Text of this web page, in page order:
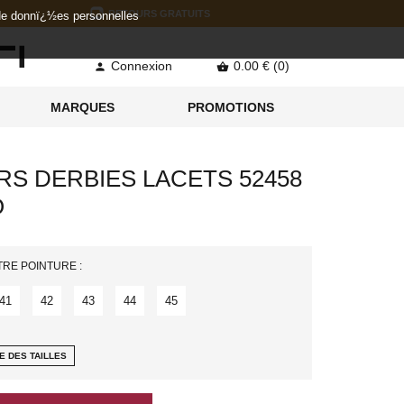
RETOURS GRATUITS
 Connexion  0.00 € (0)
MARQUES PROMOTIONS
DERBIES LACETS 52458
POINTURE :
41 42 43 44 45
DES TAILLES
donnï¿½es personnelles